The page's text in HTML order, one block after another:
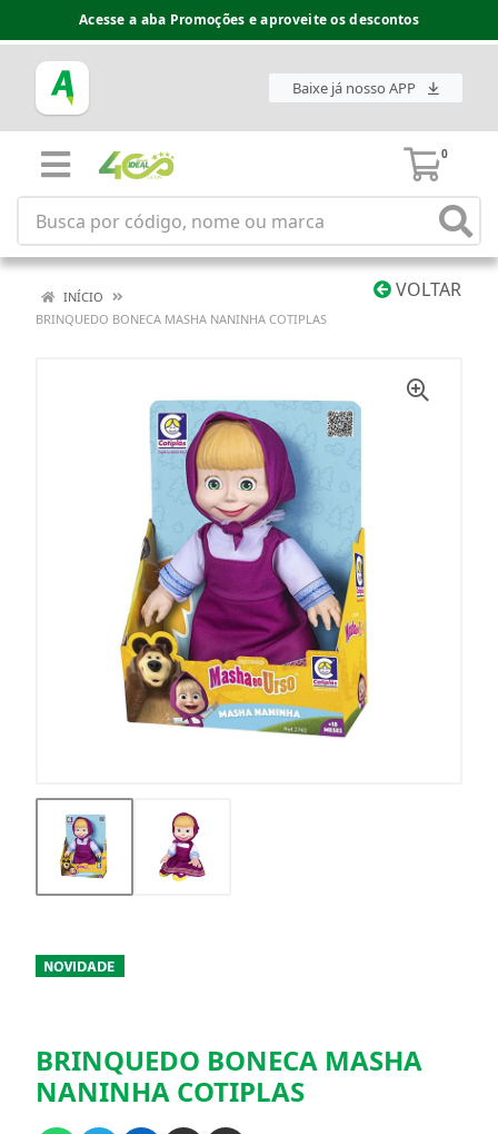
Acesse a aba Promoções e aproveite os descontos
Baixe já nosso APP
0
VOLTAR
INÍCIO
BRINQUEDO BONECA MASHA NANINHA COTIPLAS
BRINQUEDO BONECA MASHA
NANINHA COTIPLAS